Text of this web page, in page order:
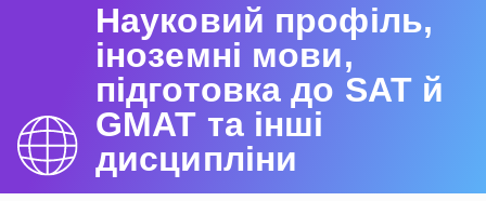
Показати більше
Multiplication Master
Науковий профіль,
іноземні мови,
підготовка до SAT й
GMAT та інші
дисципліни